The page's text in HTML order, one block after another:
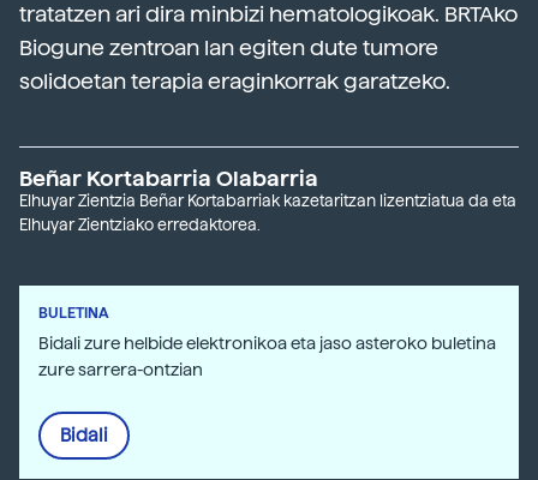
tratatzen ari dira minbizi hematologikoak. BRTAko
Biogune zentroan lan egiten dute tumore
solidoetan terapia eraginkorrak garatzeko.
Beñar Kortabarria Olabarria
Elhuyar Zientzia Beñar Kortabarriak kazetaritzan lizentziatua da eta
Elhuyar Zientziako erredaktorea.
BULETINA
Bidali zure helbide elektronikoa eta jaso asteroko buletina
zure sarrera-ontzian
Bidali